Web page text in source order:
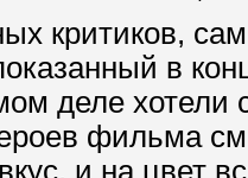
критиков,
в
деле
фильма
и на цвет